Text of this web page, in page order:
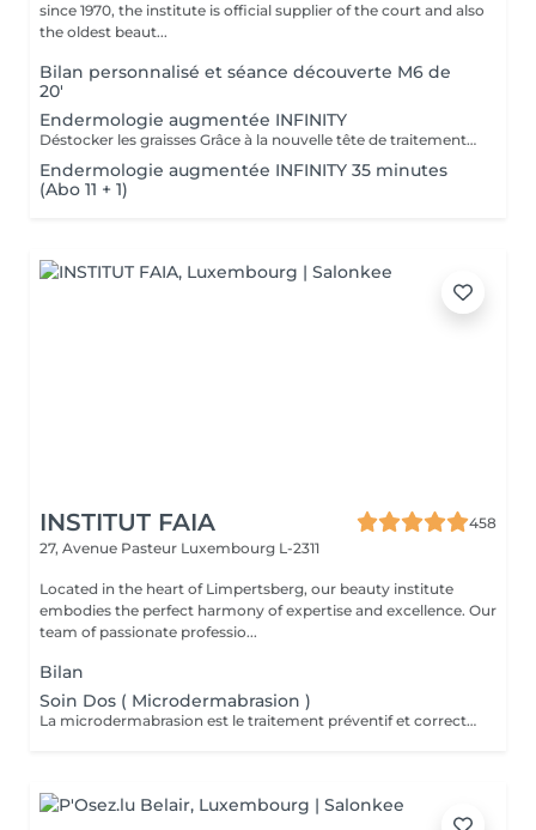
since 1970, the institute is official supplier of the court and also
the oldest beaut...
Bilan personnalisé et séance découverte M6 de
20'
Endermologie augmentée INFINITY
Déstocker les graisses Grâce à la nouvelle tête de traitement brevetée Alliance, endermologie® permet de cibler et daffiner les zones rebelles à lexercice et à lhygiène alimentaire (bras, dos, ventre, taille, cuisses..) tout en sadaptant précisément aux besoins de chaque peau. Lisser la cellulite La cellulite, qui touche 90 % des femmes même les plus minces et les plus sportives, résulte à la fois dun stockage de graisses dans les adipocytes (cellules graisseuses) et dune rétention deau tout autour. Raffermir la peau Variations de poids, grossesses, temps qui passe la peau perd progressivement de sa tonicité et de sa souplesse. Même si ce relâchement cutané concerne tout le corps, certaines zones y sont plus sensibles : intérieur des cuisses, ventre, bras, etc Retrouver des jambes légères Jambes lourdes et douloureuses, chevilles ou pieds gonflés ces symptômes traduisent une mauvaise circulation sanguine et lymphatique. Les toxines saccumulent dans lorganisme, ce qui explique de telles variations de volume en une même journée ou à différents moments du cycle féminin. Bien-être Découvrez des parcours de soins au concept exclusif, pour une efficacité et une détente incomparables.
Endermologie augmentée INFINITY 35 minutes
(Abo 11 + 1)
INSTITUT FAIA
458
27, Avenue Pasteur Luxembourg L-2311
Located in the heart of Limpertsberg, our beauty institute
embodies the perfect harmony of expertise and excellence. Our
team of passionate professio...
Bilan
Soin Dos ( Microdermabrasion )
La microdermabrasion est le traitement préventif et correctif par excellence. Elle stimule la régénération cellulaire et la production de cellules jeunes. À l'aide d'une tête diamantée, la microdermabrasion enlève toutes les cellules mortes. Dès le premier traitement, la peau est plus éclatante, plus douce et visiblement exfoliée.